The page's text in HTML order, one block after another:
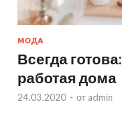
МОДА
Всегда
работая дома
24.03.2020 - от admin